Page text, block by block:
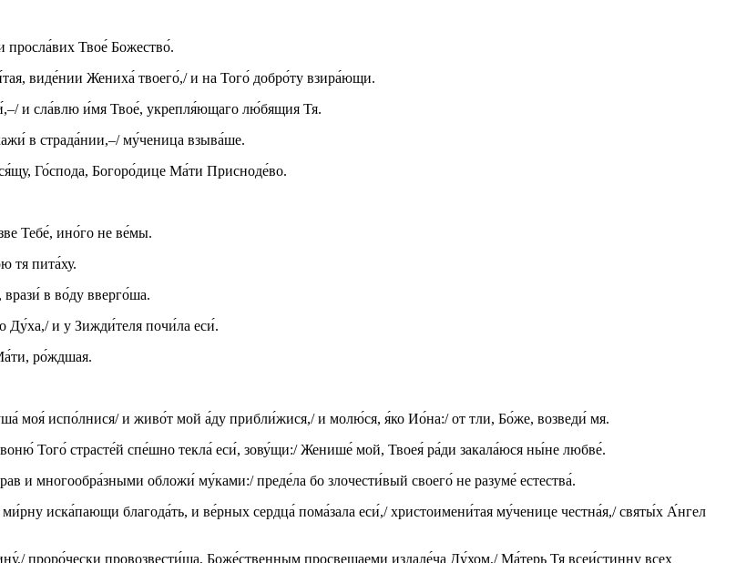
просла́вих Твое́ Божество́.
виде́нии Жениха́ твоего́,/ и на Того́ добро́ту взира́ющи.
и сла́влю и́мя Твое́, укрепля́ющаго лю́бящия Тя.
в страда́нии,–/ му́ченица взыва́ше.
Го́спода, Богоро́дице Ма́ти Присноде́во.
Тебе́, ино́го не ве́мы.
тя пита́ху.
в во́ду вверго́ша.
Ду́ха,/ и у Зижди́теля почи́ла еси́.
ро́ждшая.
моя́ испо́лнися/ и живо́т мой а́ду прибли́жися,/ и молю́ся, я́ко Ио́на:/ от тли, Бо́же, возведи́ мя.
воню́ Того́ страсте́й спе́шно текла́ еси́, зову́щи:/ Женише́ мой, Твоея́ ра́ди закала́юся ны́не любве́.
и многообра́зными обложи́ му́ками:/ преде́ла бо злочести́вый своего́ не разуме́ естества́.
иска́пающи благода́ть, и ве́рных сердца́ пома́зала еси́,/ христоимени́тая му́ченице честна́я,/ святы́х А́нгел
проро́чески провозвести́ша, Боже́ственным просвещаеми издале́ча Ду́хом,/ Ма́терь Тя всеи́стинну всех